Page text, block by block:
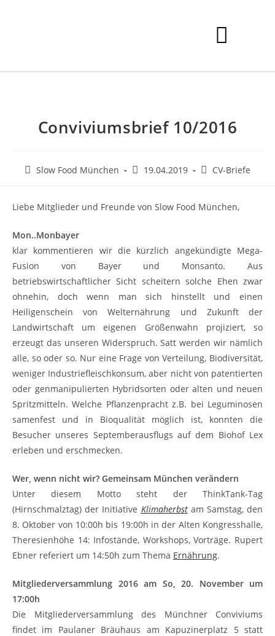
Conviviumsbrief 10/2016
Slow Food München 19.04.2019 CV-Briefe
Liebe Mitglieder und Freunde von Slow Food München,
Mon..Monbayer
klar kommentieren wir die kürzlich angekündigte Mega-
Fusion von Bayer und Monsanto. Aus
betriebswirtschaftlicher Sicht scheitern solche Ehen zwar
ohnehin, doch wenn man sich hinstellt und einen
Heiligenschein von Welternährung und Zukunft der
Landwirtschaft um eigenen Größenwahn projiziert, so
erzeugt das unseren Widerspruch. Satt werden wir nämlich
alle, so oder so. Nur eine Frage von Verteilung, Biodiversität,
weniger Industriefleischkonsum, aber nicht von patentierten
oder genmanipulierten Hybridsorten oder alten und neuen
Spritzmitteln. Welche Pflanzenpracht z.B. bei Leguminosen
samenfest und in Bioqualität möglich ist, konnten die
Besucher unseres Septemberausflugs auf dem Biohof Lex
erleben und erschmecken.
Wer, wenn nicht wir? Gemeinsam München verändern
Unter diesem Motto steht der ThinkTank-Tag
(Hirnschmalztag) der Initiative Klimaherbstam Samstag, den
8. Oktober von 10:00h bis 19:00h in der Alten Kongresshalle,
Theresienhöhe 14: Infostände, Workshops, Vorträge. Rupert
Ebner referiert um 14:50h zum Thema Ernährung.
Mitgliederversammlung 2016 am So, 20. November um
17:00h
Die Mitgliederversammlung des Münchner Conviviums
findet im Paulaner Bräuhaus am Kapuzinerplatz 5 statt